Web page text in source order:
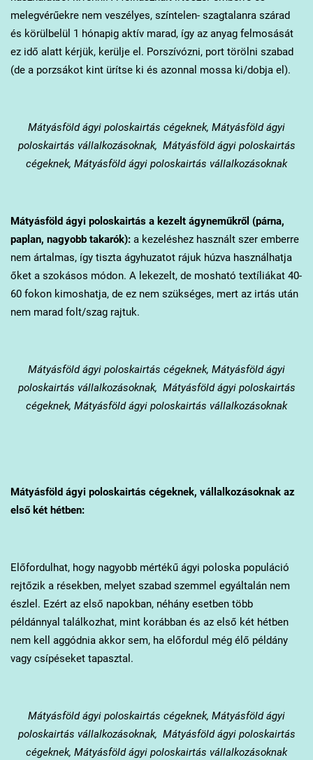
melegvérűekre nem veszélyes, színtelen- szagtalanra szárad
és körülbelül 1 hónapig aktív marad, így az anyag felmosását
ez idő alatt kérjük, kerülje el. Porszívózni, port törölni szabad
(de a porzsákot kint ürítse ki és azonnal mossa ki/dobja el).
Mátyásföldágyi poloskairtás cégeknek, Mátyásföld ágyi
poloskairtás vállalkozásoknak, Mátyásföld ágyi poloskairtás
cégeknek, Mátyásföld ágyi poloskairtás vállalkozásoknak
Mátyásföld ágyi poloskairtás a kezelt ágyneműkről (párna,
paplan, nagyobb takarók):a kezeléshez használt szer emberre
nem ártalmas, így tiszta ágyhuzatot rájuk húzva használhatja
őket a szokásos módon. A lekezelt, de mosható textíliákat 40-
60 fokon kimoshatja, de ez nem szükséges, mert az irtás után
nem marad folt/szag rajtuk.
Mátyásföldágyi poloskairtás cégeknek, Mátyásföld ágyi
poloskairtás vállalkozásoknak, Mátyásföld ágyi poloskairtás
cégeknek, Mátyásföld ágyi poloskairtás vállalkozásoknak
Mátyásföldágyi poloskairtás cégeknek, vállalkozásoknak az
első két hétben:
Előfordulhat, hogy nagyobb mértékű ágyi poloska populáció
rejtőzik a résekben, melyet szabad szemmel egyáltalán nem
észlel. Ezért az első napokban, néhány esetben több
példánnyal találkozhat, mint korábban és az első két hétben
nem kell aggódnia akkor sem, ha előfordul még élő példány
vagy csípéseket tapasztal.
Mátyásföldágyi poloskairtás cégeknek, Mátyásföld ágyi
poloskairtás vállalkozásoknak, Mátyásföld ágyi poloskairtás
cégeknek, Mátyásföld ágyi poloskairtás vállalkozásoknak